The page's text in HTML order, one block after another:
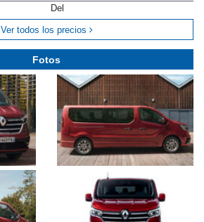
Del
Ver todos los precios
Fotos